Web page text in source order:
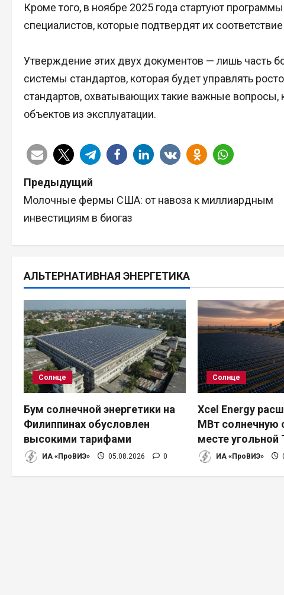
Кроме того, в ноябре 2025 года стартуют
специалистов, которые подтвердят их
Утверждение этих двух документов — лишь часть
системы стандартов, которая будет управлять
стандартов, охватывающих такие важные
объектов из эксплуатации.
Н
а
г
а
ц
и
я
п
о
з
Предыдущий
Молочные фермы США: от навоза к миллиардным
инвестициям в биогаз
АЛЬТЕРНАТИВНАЯ ЭНЕРГЕТИКА
Солнце
Бум солнечной энергетики на
Филиппинах обусловлен
высокими тарифами
ИА «ПроВИЭ» 05.08.2026 0
Солнце
Xcel Energy
МВт солнечную
месте угольной
ИА «ПроВИЭ»